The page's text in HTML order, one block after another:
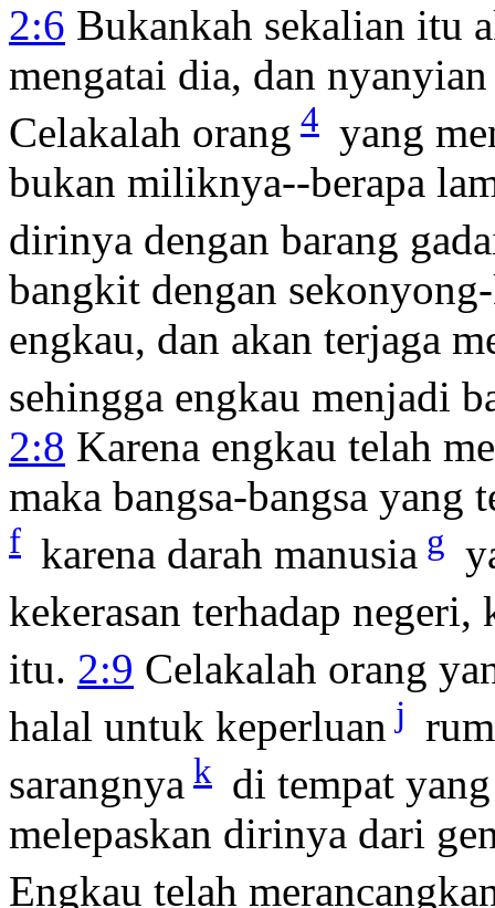
2:6 Bukankah sekalian itu
mengatai dia, dan
Celakalah orang 4 yang
bukan miliknya--berapa
dirinya dengan barang
bangkit dengan
engkau, dan akan terjaga
sehingga engkau menjadi
2:8 Karena engkau telah
maka bangsa-bangsa yang
f karena darah manusia g
kekerasan terhadap
itu. 2:9 Celakalah orang
halal untuk keperluan j
sarangnya k di tempat
melepaskan dirinya dari
Engkau telah